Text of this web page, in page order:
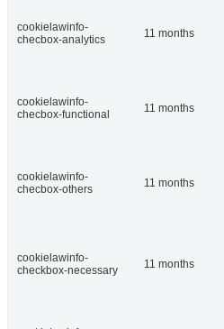
cookielawinfo-
checbox-analytics
11 months
cookielawinfo-
checbox-functional
11 months
cookielawinfo-
checbox-others
11 months
cookielawinfo-
checkbox-necessary
11 months